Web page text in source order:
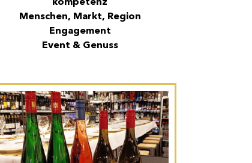
kompetenz
Menschen, Markt, Region
Engagement
Event & Genuss